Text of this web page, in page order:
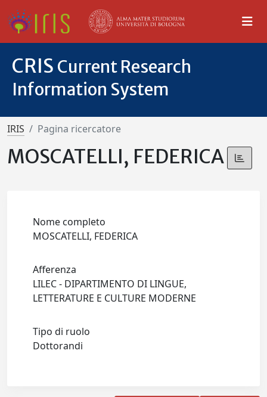
CRIS Current Research
Information System
IRIS Pagina ricercatore
MOSCATELLI, FEDERICA
Nome completo
MOSCATELLI, FEDERICA
Afferenza
LILEC - DIPARTIMENTO DI LINGUE,
LETTERATURE E CULTURE MODERNE
Tipo di ruolo
Dottorandi